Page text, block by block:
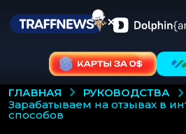
ГЛАВНАЯ
РУКОВОДСТВА
зарабатываем на отзывах в интернете: 8 рабочих
способов